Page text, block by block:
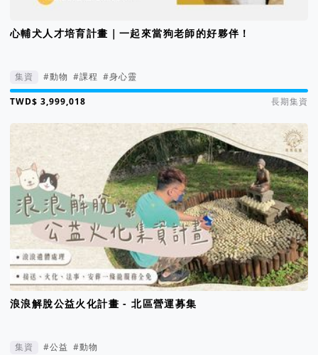
心輔犬人才培育計畫｜一起來當狗老師的好夥伴！
集資 #動物 #課程 #身心靈
集資進度 342%
長期集資
浪浪解脫公益火化計畫 - 北區營運募集
集資 #公益 #動物